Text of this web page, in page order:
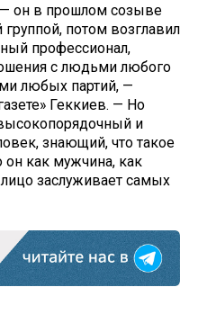
он в прошлом созыве
потом возглавил
профессионал,
с людьми любого
любых партий, —
Геккиев. — Но
и
знающий, что такое
он как мужчина, как
заслуживает самых